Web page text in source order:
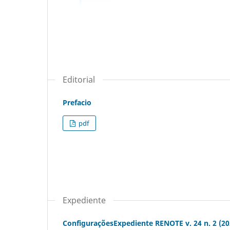
Editorial
Prefacio
pdf
Expediente
ConfiguraçõesExpediente RENOTE v. 24 n. 2